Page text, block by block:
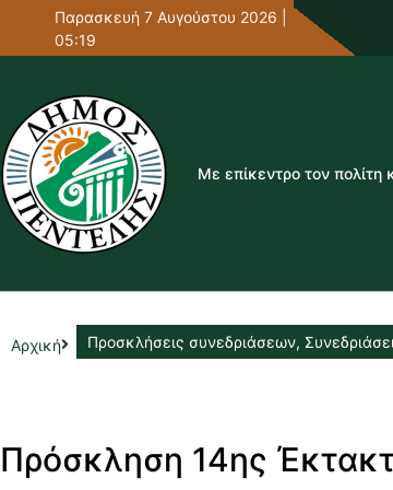
Παρασκευή 7 Αυγούστου 2026 |
05:19
Με επίκεντρο τον πολίτη
Αρχική Προσκλήσεις συνεδριάσεων,
Πρόσκληση 14ης